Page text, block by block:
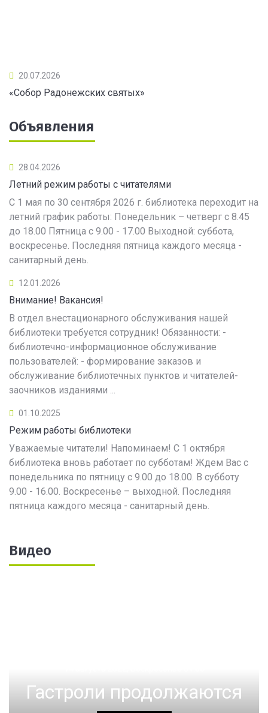
20.07.2026
«Собор Радонежских святых»
Объявления
28.04.2026
Летний режим работы с читателями
С 1 мая по 30 сентября 2026 г. библиотека переходит на
летний график работы: Понедельник – четверг с 8.45
до 18.00 Пятница с 9.00 - 17.00 Выходной: суббота,
воскресенье. Последняя пятница каждого месяца -
санитарный день.
12.01.2026
Внимание! Вакансия!
В отдел внестационарного обслуживания нашей
библиотеки требуется сотрудник! Обязанности: -
библиотечно-информационное обслуживание
пользователей: - формирование заказов и
обслуживание библиотечных пунктов и читателей-
заочников изданиями ...
01.10.2025
Режим работы библиотеки
Уважаемые читатели! Напоминаем! С 1 октября
библиотека вновь работает по субботам! Ждем Вас с
понедельника по пятницу с 9.00 до 18.00. В субботу
9.00 - 16.00. Воскресенье – выходной. Последняя
пятница каждого месяца - санитарный день.
Видео
Гастроли продолжаются